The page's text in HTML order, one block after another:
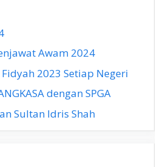
Awam 2024
2023 Setiap Negeri
dengan SPGA
Sultan Idris Shah